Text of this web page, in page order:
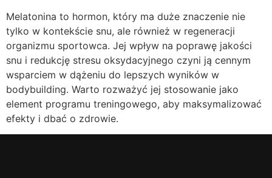
Melatonina to hormon, który ma duże znaczenie nie
tylko w kontekście snu, ale również w regeneracji
organizmu sportowca. Jej wpływ na poprawę jakości
snu i redukcję stresu oksydacyjnego czyni ją cennym
wsparciem w dążeniu do lepszych wyników w
bodybuilding. Warto rozważyć jej stosowanie jako
element programu treningowego, aby maksymalizować
efekty i dbać o zdrowie.